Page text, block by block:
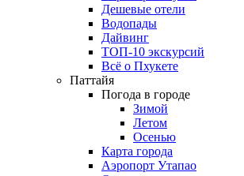
Дешевые отели
Водопады
Дайвинг
ТОП-10 экскурсий
Всё о Пхукете
Паттайя
Погода в городе
Зимой
Летом
Осенью
Карта города
Аэропорт Утапао